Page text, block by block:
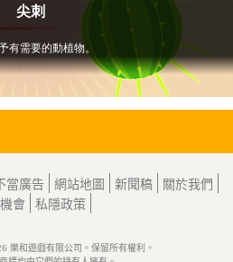
當廣告 網站地圖 新聞稿
關於我們
會 私隱政策
樂和遊戲有限公司。保留所有權利。